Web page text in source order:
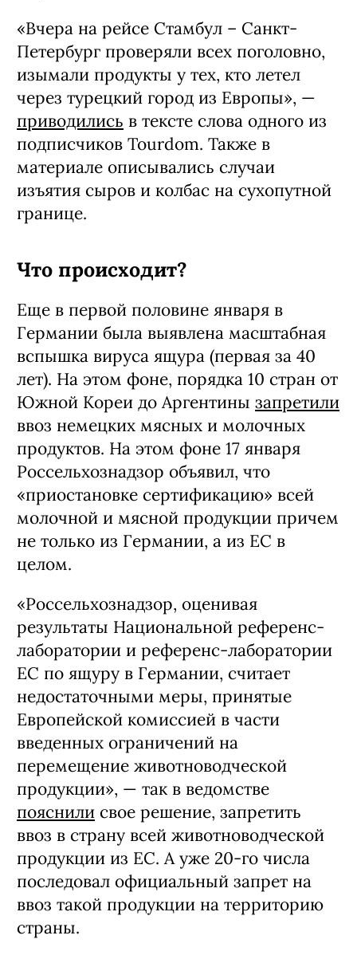
«Вчера на рейсе Стамбул – Санкт-
Петербург проверяли всех поголовно,
изымали продукты у тех, кто летел
через турецкий город из Европы», —
приводились в тексте слова одного из
подписчиков Tourdom. Также в
материале описывались случаи
изъятия сыров и колбас на сухопутной
границе.
Что происходит?
Еще в первой половине января в
Германии была выявлена масштабная
вспышка вируса ящура (первая за 40
лет). На этом фоне, порядка 10 стран от
Южной Кореи до Аргентины запретили
ввоз немецких мясных и молочных
продуктов. На этом фоне 17 января
Россельхознадзор объявил, что
«приостановке сертификацию» всей
молочной и мясной продукции причем
не только из Германии, а из ЕС в
целом.
«Россельхознадзор, оценивая
результаты Национальной референс-
лаборатории и референс-лаборатории
ЕС по ящуру в Германии, считает
недостаточными меры, принятые
Европейской комиссией в части
введенных ограничений на
перемещение животноводческой
продукции», — так в ведомстве
пояснили свое решение, запретить
ввоз в страну всей животноводческой
продукции из ЕС. А уже 20-го числа
последовал официальный запрет на
ввоз такой продукции на территорию
страны.